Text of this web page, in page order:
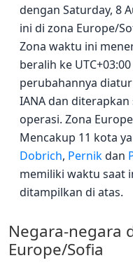
dengan Saturday, 8
ini di zona Europe/
Zona waktu ini
beralih ke
perubahannya
IANA dan
operasi. Zona
Mencakup 11 kota
Dobrich, Pernikdan
memiliki waktu saat
ditampilkan di atas.
Negara-negara
Europe/Sofia